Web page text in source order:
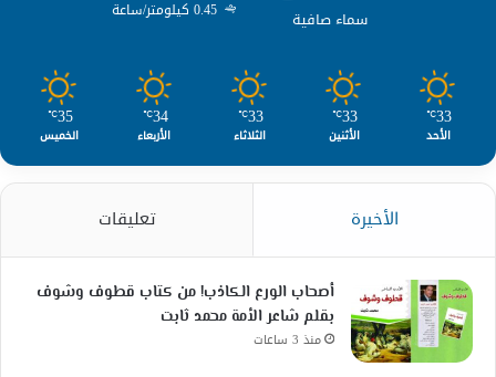
سماء صافية
0.45 كيلومتر/ساعة
33
℃
الأحد
33
℃
الأثنين
33
℃
الثلاثاء
34
℃
الأربعاء
35
℃
الخميس
الأخيرة تعليقات
أصحاب الورع الكاذب! من كتاب قطوف وشوف
بقلم شاعر الأمة محمد ثابت
منذ 3 ساعات